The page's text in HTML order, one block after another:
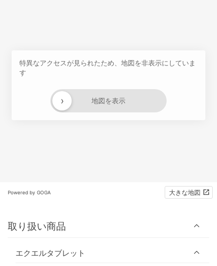
特異なアクセスが見られたため、地図を非表示にしていま
す
地図を表示
›
Powered by GOGA 大きな地図
取り扱い商品
エクエルタブレット